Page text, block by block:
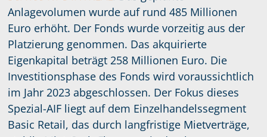
Anlagevolumen wurde auf rund 485 Millionen
Euro erhöht. Der Fonds wurde vorzeitig aus der
Platzierung genommen. Das akquirierte
Eigenkapital beträgt 258 Millionen Euro. Die
Investitionsphase des Fonds wird voraussichtlich
im Jahr 2023 abgeschlossen. Der Fokus dieses
Spezial-AIF liegt auf dem Einzelhandelssegment
Basic Retail, das durch langfristige Mietverträge,